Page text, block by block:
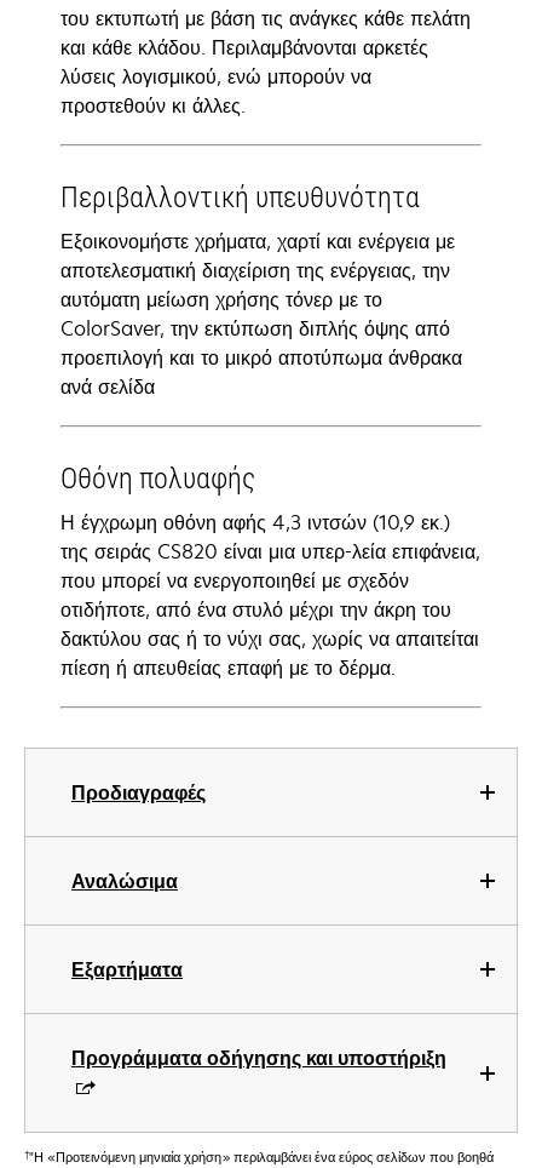
Προδιαγραφές
Αναλώσιμα
Εξαρτήματα
Προγράμματα οδήγησης και υποστήριξη
του εκτυπωτή με βάση τις ανάγκες κάθε πελάτη
και κάθε κλάδου. Περιλαμβάνονται αρκετές
λύσεις λογισμικού, ενώ μπορούν να
προστεθούν κι άλλες.
Περιβαλλοντική υπευθυνότητα
Εξοικονομήστε χρήματα, χαρτί και ενέργεια με
αποτελεσματική διαχείριση της ενέργειας, την
αυτόματη μείωση χρήσης τόνερ με το
ColorSaver, την εκτύπωση διπλής όψης από
προεπιλογή και το μικρό αποτύπωμα άνθρακα
ανά σελίδα
Οθόνη πολυαφής
Η έγχρωμη οθόνη αφής 4,3 ιντσών (10,9 εκ.)
της σειράς CS820 είναι μια υπερ-λεία επιφάνεια,
που μπορεί να ενεργοποιηθεί με σχεδόν
οτιδήποτε, από ένα στυλό μέχρι την άκρη του
δακτύλου σας ή το νύχι σας, χωρίς να απαιτείται
πίεση ή απευθείας επαφή με το δέρμα.
†"Η «Προτεινόμενη μηνιαία χρήση» περιλαμβάνει ένα εύρος σελίδων που βοηθά